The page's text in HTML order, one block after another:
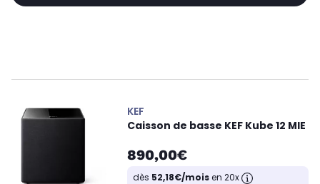
KEF
Caisson de basse KEF Kube 12 MIE
890,00€
dès 52,18€/moisen 20x